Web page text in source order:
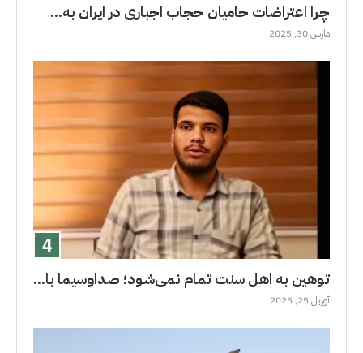
چرا اعتراضات حامیان حجاب اجباری در ایران به...
مارس 30, 2025
توهین به اهل سنت تمام نمی‌شود؛ صداوسیما با...
آوریل 25, 2025